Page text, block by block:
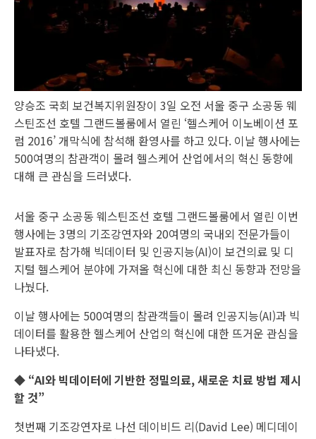
양승조 국회 보건복지위원장이 3일 오전 서울 중구 소공동 웨
스틴조선 호텔 그랜드볼룸에서 열린 ‘헬스케어 이노베이션 포
럼 2016’ 개막식에 참석해 환영사를 하고 있다. 이날 행사에는
500여명의 참관객이 몰려 헬스케어 산업에서의 혁신 동향에
대해 큰 관심을 드러냈다.
서울 중구 소공동 웨스틴조선 호텔 그랜드볼룸에서 열린 이번
행사에는 3명의 기조강연자와 20여명의 국내외 전문가들이
발표자로 참가해 빅데이터 및 인공지능(AI)이 보건의료 및 디
지털 헬스케어 분야에 가져올 혁신에 대한 최신 동향과 전망을
나눴다.
이날 행사에는 500여명의 참관객들이 몰려 인공지능(AI)과 빅
데이터를 활용한 헬스케어 산업의 혁신에 대한 뜨거운 관심을
나타냈다.
◆ “AI와 빅데이터에 기반한 정밀의료, 새로운 치료 방법 제시
할 것”
첫번째 기조강연자로 나선 데이비드 리(David Lee) 메디데이